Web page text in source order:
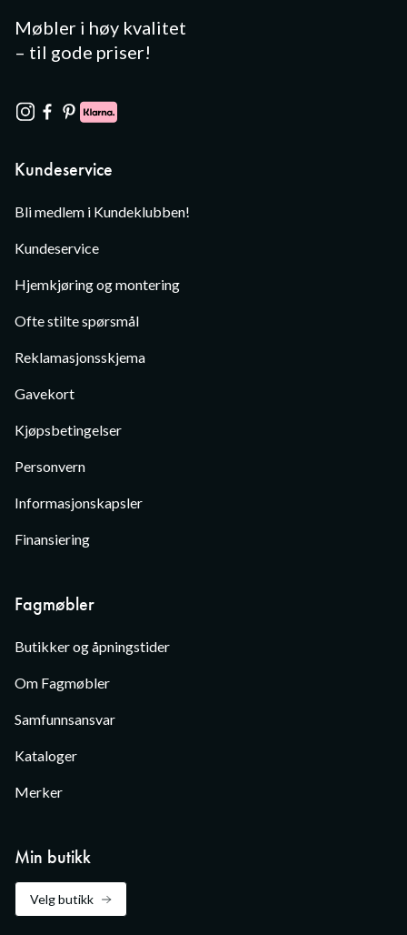
Møbler i høy kvalitet
– til gode priser!
Kundeservice
Bli medlem i Kundeklubben!
Kundeservice
Hjemkjøring og montering
Ofte stilte spørsmål
Reklamasjonsskjema
Gavekort
Kjøpsbetingelser
Personvern
Informasjonskapsler
Finansiering
Fagmøbler
Butikker og åpningstider
Om Fagmøbler
Samfunnsansvar
Kataloger
Merker
Min butikk
Velg butikk